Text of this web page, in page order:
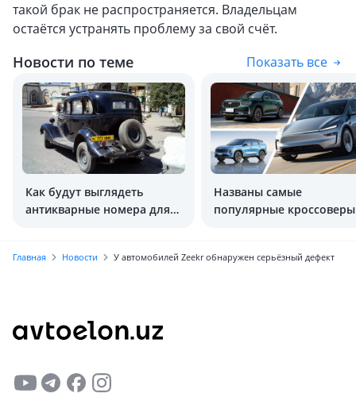
такой брак не распространяется. Владельцам
остаётся устранять проблему за свой счёт.
Новости по теме Показать все
Как будут выглядеть
антикварные номера для
Названы самые
популярные кроссоверы
Главная Новости У автомобилей Zeekr обнаружен серьёзный дефект